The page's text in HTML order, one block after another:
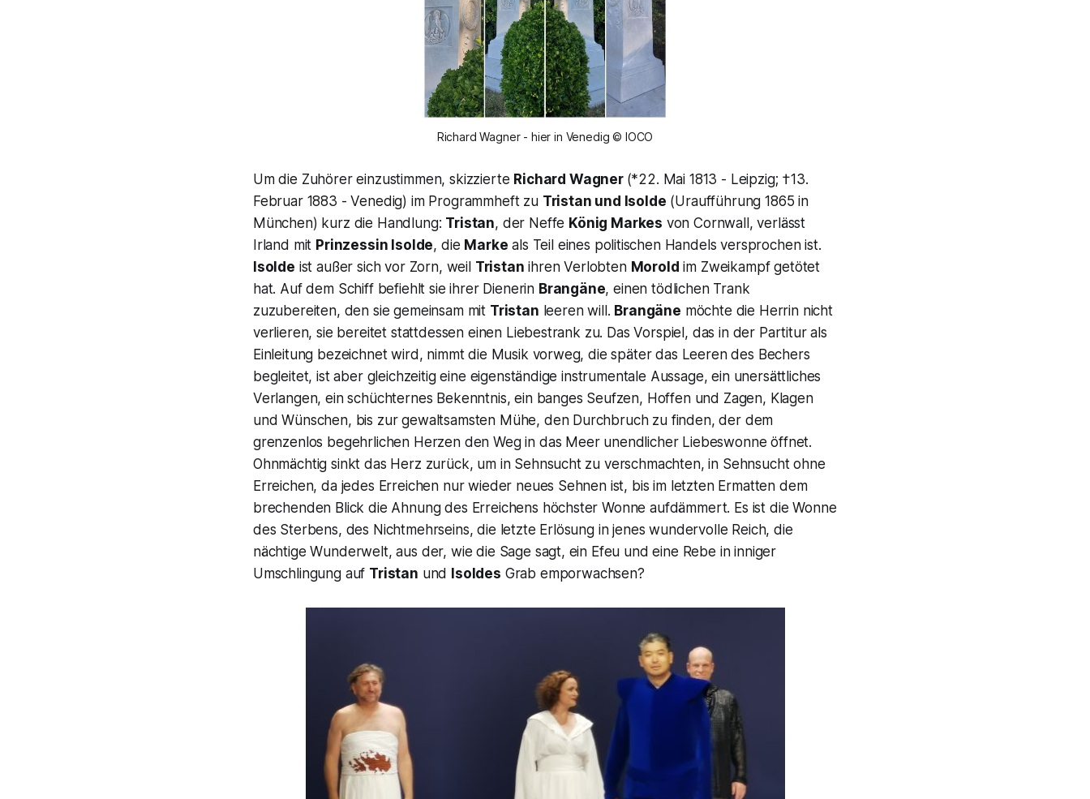
Richard Wagner - hier in Venedig © IOCO
Um die Zuhörer einzustimmen, skizzierte Richard Wagner (*22. Mai 1813 - Leipzig; †13.
Februar 1883 - Venedig) im Programmheft zu Tristan und Isolde (Uraufführung 1865 in
München) kurz die Handlung: Tristan, der Neffe König Markes von Cornwall, verlässt
Irland mit Prinzessin Isolde, die Marke als Teil eines politischen Handels versprochen ist.
Isolde ist außer sich vor Zorn, weil Tristan ihren Verlobten Morold im Zweikampf getötet
hat. Auf dem Schiff befiehlt sie ihrer Dienerin Brangäne, einen tödlichen Trank
zuzubereiten, den sie gemeinsam mit Tristan leeren will. Brangäne möchte die Herrin nicht
verlieren, sie bereitet stattdessen einen Liebestrank zu. Das Vorspiel, das in der Partitur als
Einleitung bezeichnet wird, nimmt die Musik vorweg, die später das Leeren des Bechers
begleitet, ist aber gleichzeitig eine eigenständige instrumentale Aussage, ein unersättliches
Verlangen, ein schüchternes Bekenntnis, ein banges Seufzen, Hoffen und Zagen, Klagen
und Wünschen, bis zur gewaltsamsten Mühe, den Durchbruch zu finden, der dem
grenzenlos begehrlichen Herzen den Weg in das Meer unendlicher Liebeswonne öffnet.
Ohnmächtig sinkt das Herz zurück, um in Sehnsucht zu verschmachten, in Sehnsucht ohne
Erreichen, da jedes Erreichen nur wieder neues Sehnen ist, bis im letzten Ermatten dem
brechenden Blick die Ahnung des Erreichens höchster Wonne aufdämmert. Es ist die Wonne
des Sterbens, des Nichtmehrseins, die letzte Erlösung in jenes wundervolle Reich, die
nächtige Wunderwelt, aus der, wie die Sage sagt, ein Efeu und eine Rebe in inniger
Umschlingung auf Tristan und Isoldes Grab emporwachsen?